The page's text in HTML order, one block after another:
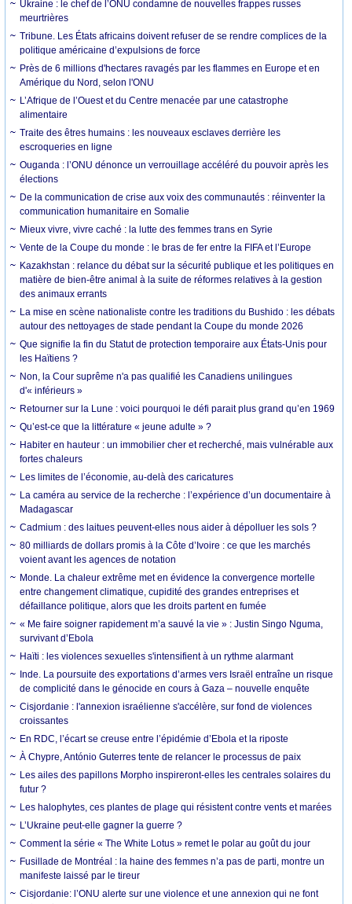
Ukraine : le chef de l’ONU condamne de nouvelles frappes russes
meurtrières
Tribune. Les États africains doivent refuser de se rendre complices de la
politique américaine d’expulsions de force
Près de 6 millions d'hectares ravagés par les flammes en Europe et en
Amérique du Nord, selon l'ONU
L’Afrique de l’Ouest et du Centre menacée par une catastrophe
alimentaire
Traite des êtres humains : les nouveaux esclaves derrière les
escroqueries en ligne
Ouganda : l’ONU dénonce un verrouillage accéléré du pouvoir après les
élections
De la communication de crise aux voix des communautés : réinventer la
communication humanitaire en Somalie
Mieux vivre, vivre caché : la lutte des femmes trans en Syrie
Vente de la Coupe du monde : le bras de fer entre la FIFA et l’Europe
Kazakhstan : relance du débat sur la sécurité publique et les politiques en
matière de bien-être animal à la suite de réformes relatives à la gestion
des animaux errants
La mise en scène nationaliste contre les traditions du Bushido : les débats
autour des nettoyages de stade pendant la Coupe du monde 2026
Que signifie la fin du Statut de protection temporaire aux États-Unis pour
les Haïtiens ?
Non, la Cour suprême n'a pas qualifié les Canadiens unilingues
d'« inférieurs »
Retourner sur la Lune : voici pourquoi le défi parait plus grand qu’en 1969
Qu’est-ce que la littérature « jeune adulte » ?
Habiter en hauteur : un immobilier cher et recherché, mais vulnérable aux
fortes chaleurs
Les limites de l’économie, au-delà des caricatures
La caméra au service de la recherche : l’expérience d’un documentaire à
Madagascar
Cadmium : des laitues peuvent-elles nous aider à dépolluer les sols ?
80 milliards de dollars promis à la Côte d’Ivoire : ce que les marchés
voient avant les agences de notation
Monde. La chaleur extrême met en évidence la convergence mortelle
entre changement climatique, cupidité des grandes entreprises et
défaillance politique, alors que les droits partent en fumée
« Me faire soigner rapidement m’a sauvé la vie » : Justin Singo Nguma,
survivant d’Ebola
Haïti : les violences sexuelles s'intensifient à un rythme alarmant
Inde. La poursuite des exportations d’armes vers Israël entraîne un risque
de complicité dans le génocide en cours à Gaza – nouvelle enquête
Cisjordanie : l'annexion israélienne s'accélère, sur fond de violences
croissantes
En RDC, l’écart se creuse entre l’épidémie d’Ebola et la riposte
À Chypre, António Guterres tente de relancer le processus de paix
Les ailes des papillons Morpho inspireront-elles les centrales solaires du
futur ?
Les halophytes, ces plantes de plage qui résistent contre vents et marées
L’Ukraine peut-elle gagner la guerre ?
Comment la série « The White Lotus » remet le polar au goût du jour
Fusillade de Montréal : la haine des femmes n’a pas de parti, montre un
manifeste laissé par le tireur
Cisjordanie: l’ONU alerte sur une violence et une annexion qui ne font